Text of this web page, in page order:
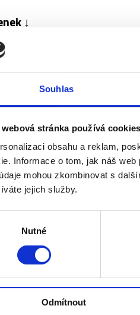
Souhlas
webová stránka používá cookies
obsahu a reklam,
Informace o tom, jak náš
mohou zkombinovat s
jejich služby.
Nutné
Odmítnout
↓
obsahuje:
obsahuje​:
obsahuje:
Barobsahuje: